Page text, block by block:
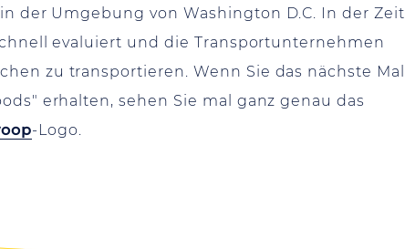
der Umgebung von Washington D.C. In der Zeit
evaluiert und die Transportunternehmen
zu transportieren. Wenn Sie das nächste Mal
erhalten, sehen Sie mal ganz genau das
-Logo.